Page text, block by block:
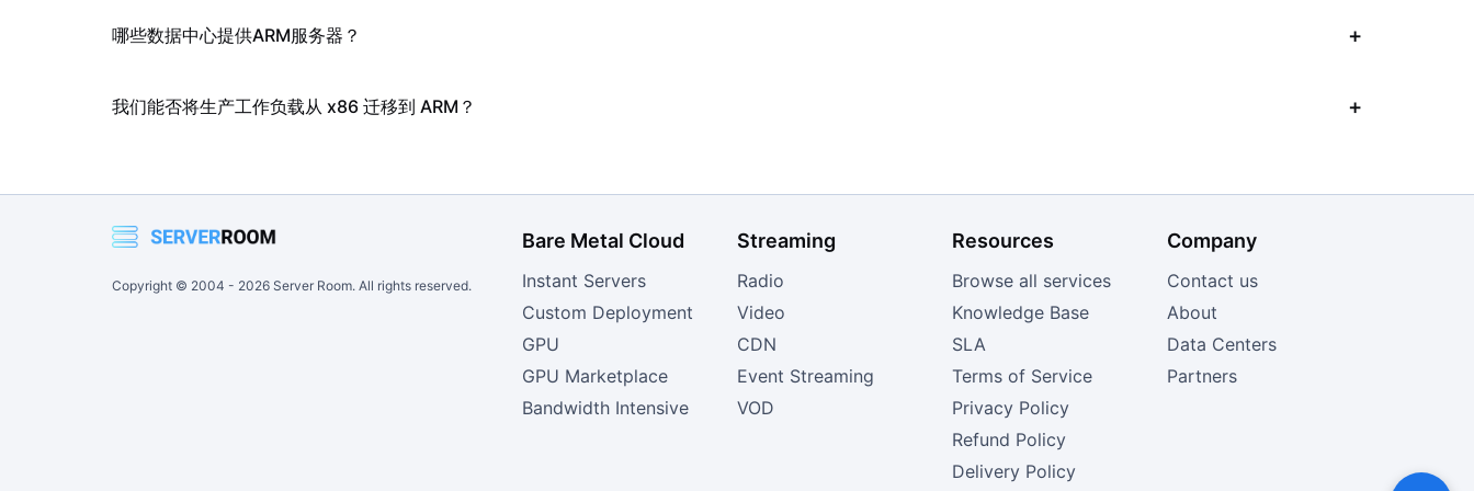
哪些数据中心提供ARM服务器？
我们能否将生产工作负载从 x86 迁移到 ARM？
Copyright © 2004 - 2026 Server Room. All rights reserved.
Bare Metal Cloud
Instant Servers
Custom Deployment
GPU
GPU Marketplace
Bandwidth Intensive
Streaming
Radio
Video
CDN
Event Streaming
VOD
Resources
Browse all services
Knowledge Base
SLA
Terms of Service
Privacy Policy
Refund Policy
Delivery Policy
Company
Contact us
About
Data Centers
Partners